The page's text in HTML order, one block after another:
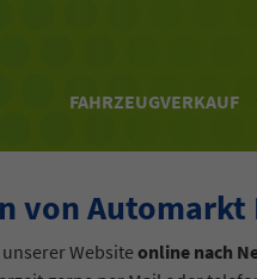
FAHRZEUGVERKAUF
von
Websiteonline nach